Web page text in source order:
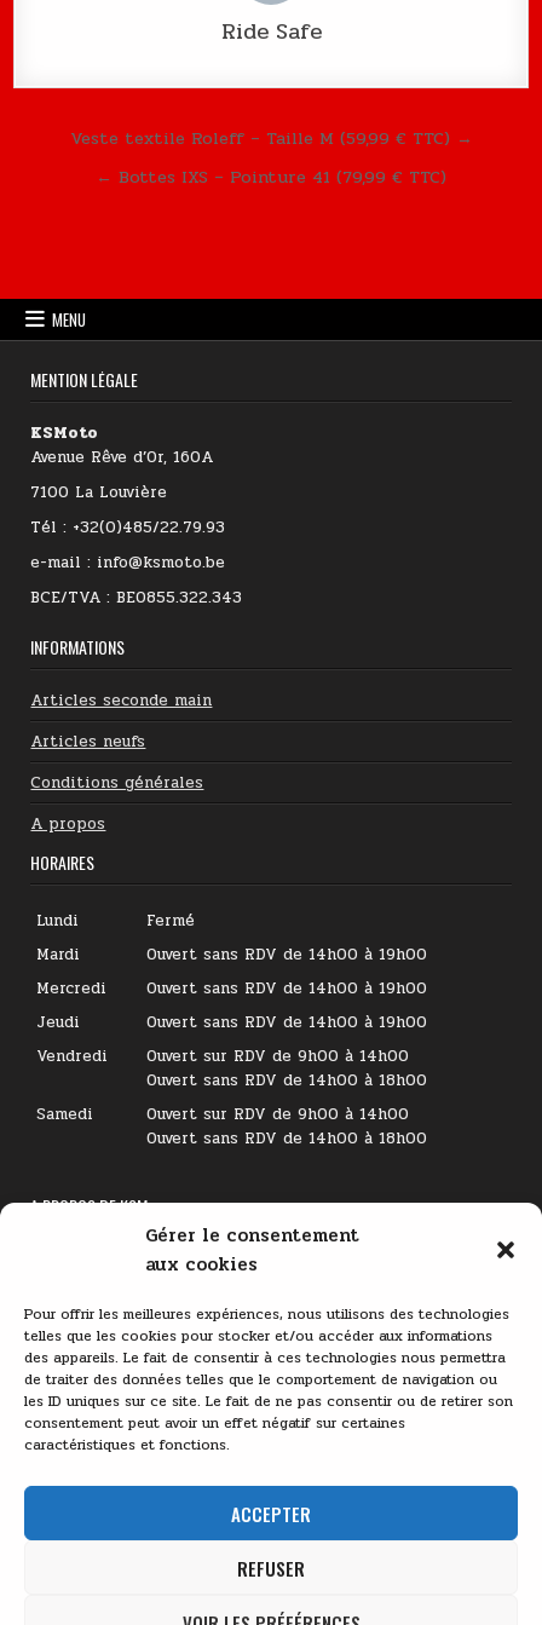
Gérer le consentement
aux cookies
Pour offrir les meilleures expériences, nous utilisons des technologies
telles que les cookies pour stocker et/ou accéder aux informations
des appareils. Le fait de consentir à ces technologies nous permettra
de traiter des données telles que le comportement de navigation ou
les ID uniques sur ce site. Le fait de ne pas consentir ou de retirer son
consentement peut avoir un effet négatif sur certaines
caractéristiques et fonctions.
ACCEPTER
REFUSER
Ride Safe
Navigation de l’article
Veste textile Roleff – Taille M (59,99 € TTC) →
← Bottes IXS – Pointure 41 (79,99 € TTC)
MENU
MENTION LÉGALE
KSMoto
Avenue Rêve d’Or, 160A
7100 La Louvière
Tél : +32(0)485/22.79.93
e-mail : info@ksmoto.be
BCE/TVA : BE0855.322.343
INFORMATIONS
Articles seconde main
Articles neufs
Conditions générales
A propos
HORAIRES
Lundi
Fermé
Mardi
Ouvert sans RDV de 14h00 à 19h00
Mercredi
Ouvert sans RDV de 14h00 à 19h00
Jeudi
Ouvert sans RDV de 14h00 à 19h00
Vendredi
Ouvert sur RDV de 9h00 à 14h00
Ouvert sans RDV de 14h00 à 18h00
Samedi
Ouvert sur RDV de 9h00 à 14h00
Ouvert sans RDV de 14h00 à 18h00
A PROPOS DE KSM